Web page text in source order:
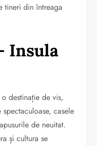
tineri din întreaga
Insula
destinație de vis,
casele
de neuitat.
și cultura se